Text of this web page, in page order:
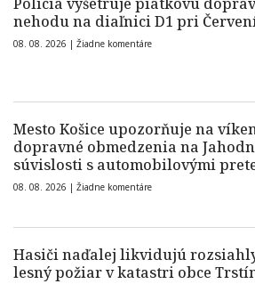
nehodu na diaľnici D1 pri
08. 08. 2026 | Žiadne komentáre
Mesto Košice upozorňuje na
dopravné obmedzenia na
súvislosti s automobilovými
08. 08. 2026 | Žiadne komentáre
Hasiči naďalej likvidujú
lesný požiar v katastri obce